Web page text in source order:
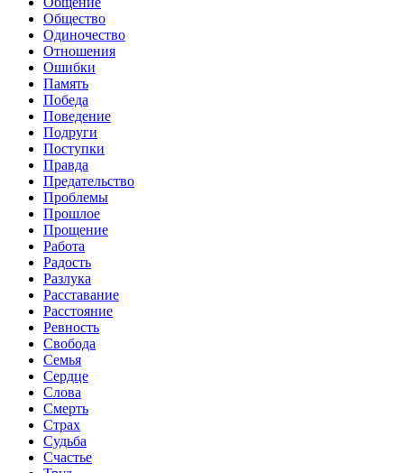
Общество
Одиночество
Отношения
Ошибки
Память
Победа
Поведение
Подруги
Поступки
Правда
Предательство
Проблемы
Прошлое
Прощение
Работа
Радость
Разлука
Расставание
Расстояние
Ревность
Свобода
Семья
Сердце
Слова
Смерть
Страх
Судьба
Счастье